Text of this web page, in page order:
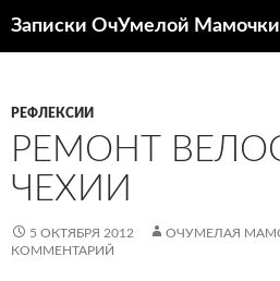
Записки ОчУмелой Мамочки
РЕФЛЕКСИИ
РЕМОНТ
ЧЕХИИ
5 ОКТЯБРЯ 2012 ОЧУМЕЛАЯ
КОММЕНТАРИЙ